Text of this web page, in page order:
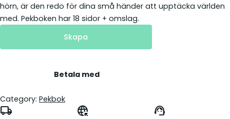
hörn, är den redo för dina små händer att upptäcka världen
med. Pekboken har 18 sidor + omslag.
Skapa
Betala med
Category: Pekbok
local_shipping captive_portal support_agent